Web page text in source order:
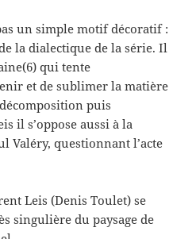
un simple motif décoratif :
la dialectique de la série. Il
qui tente
et de sublimer la matière
puis
il s’oppose aussi à la
Valéry, questionnant l’acte
Leis (Denis Toulet) se
singulière du paysage de